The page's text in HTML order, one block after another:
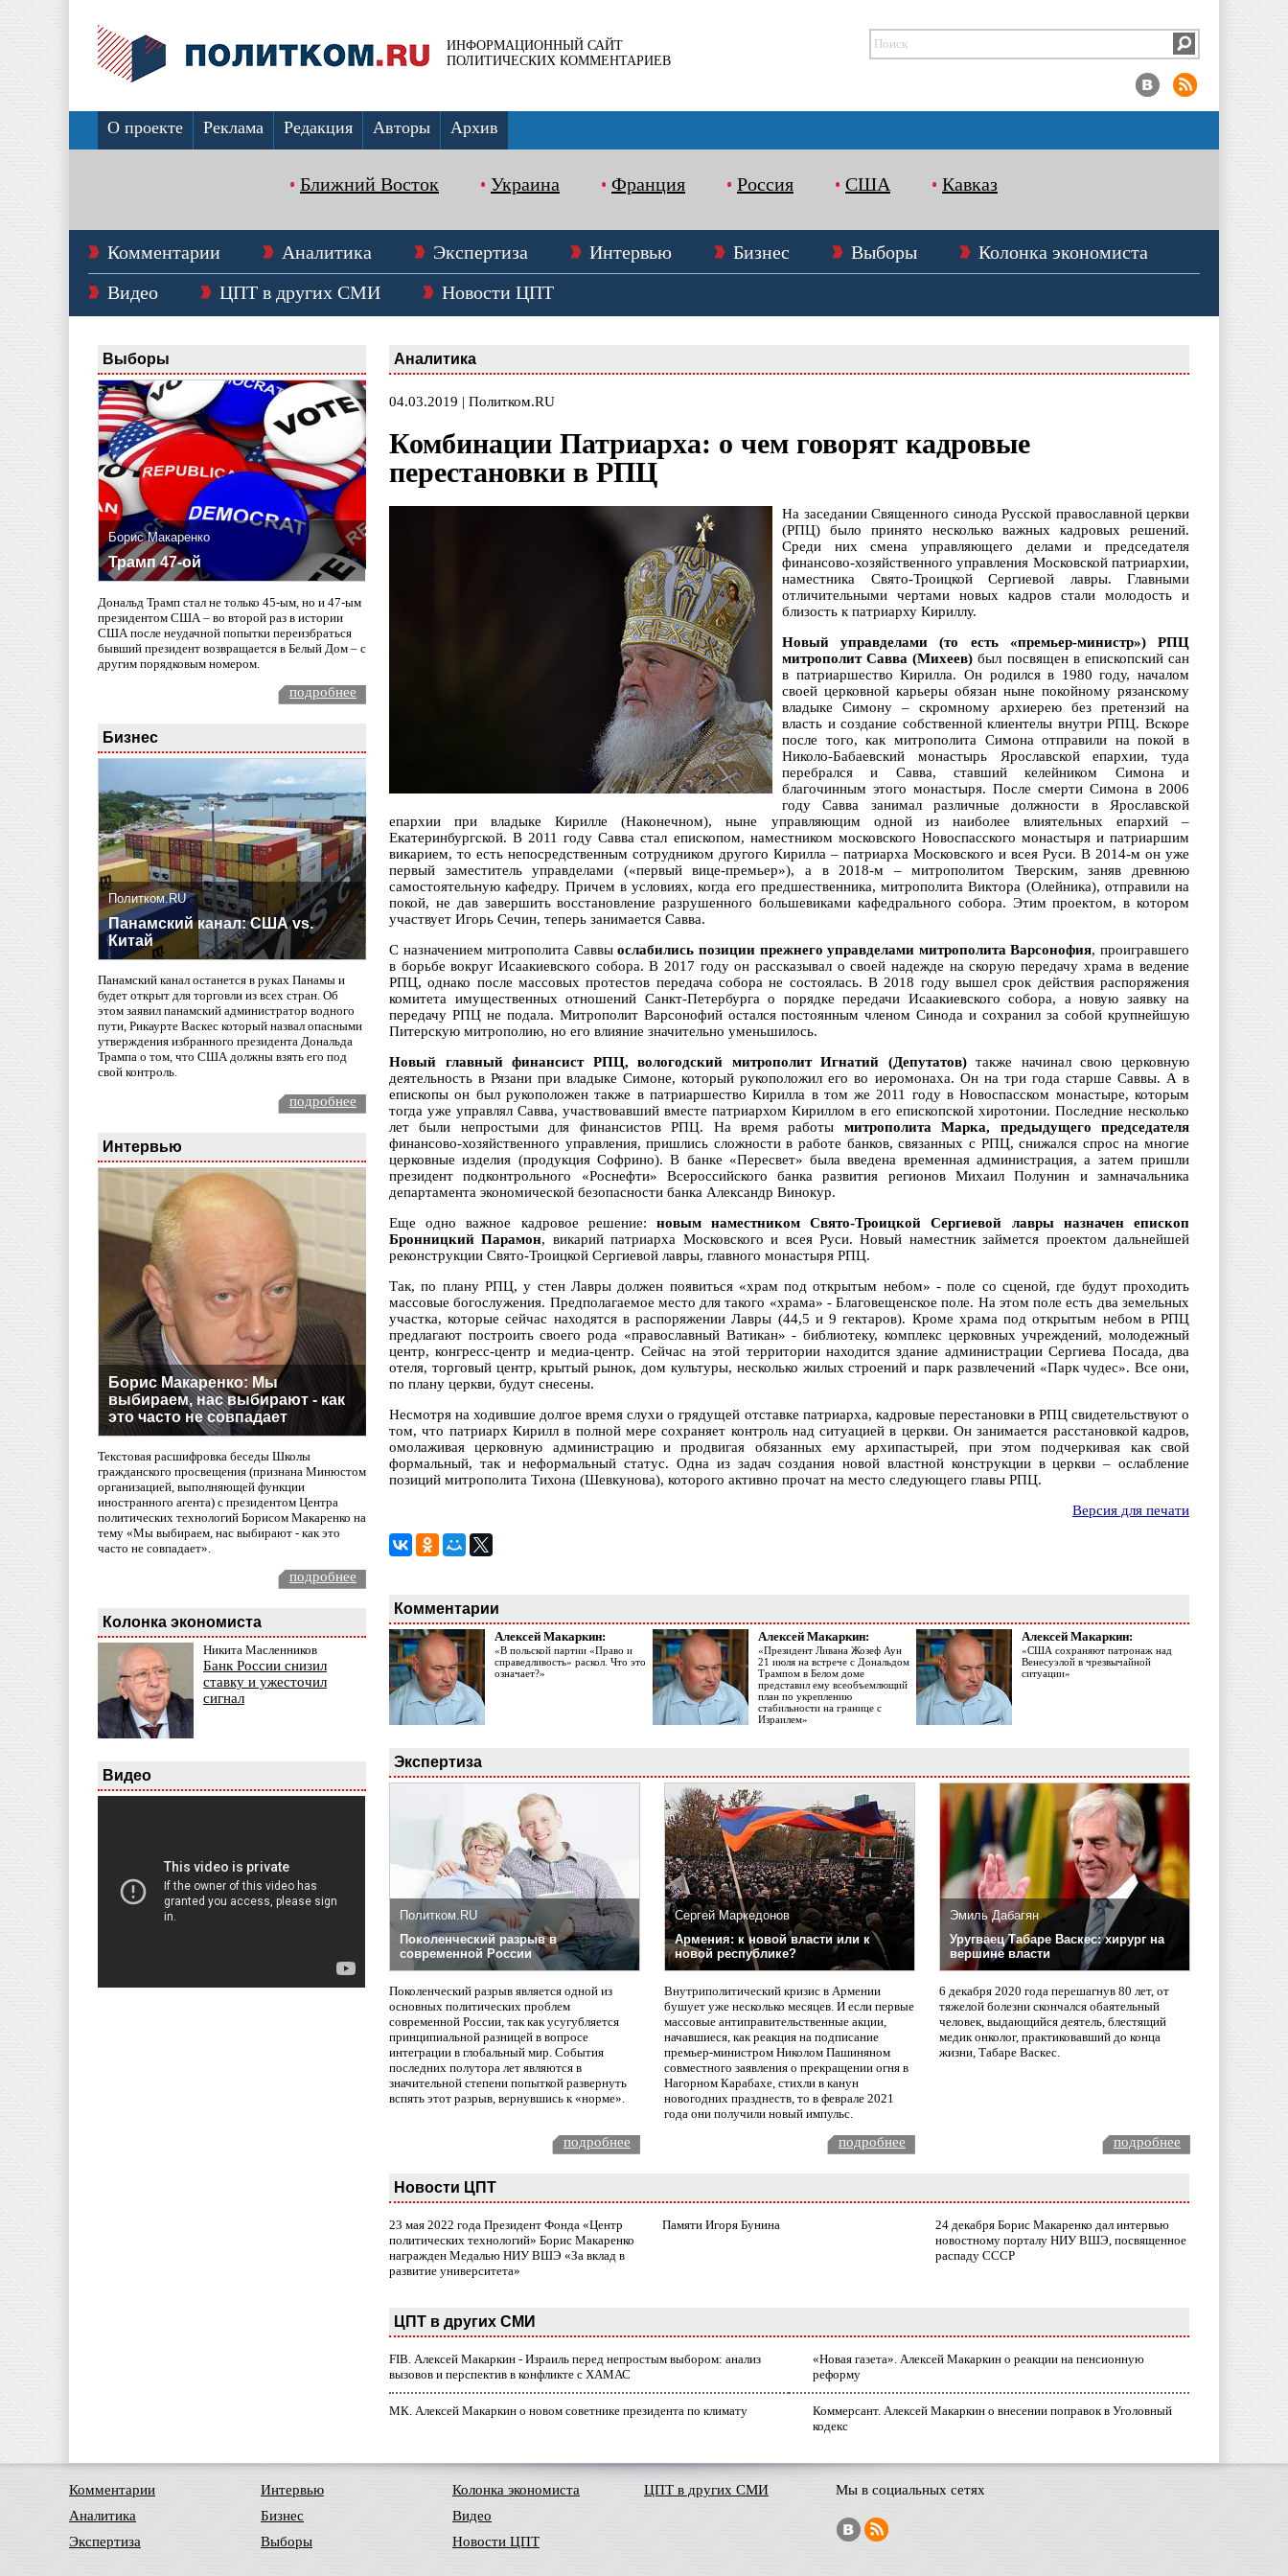
ИНФОРМАЦИОННЫЙ САЙТ
ПОЛИТИЧЕСКИХ КОММЕНТАРИЕВ
О проекте Реклама Редакция Авторы Архив
Ближний Восток Украина Франция Россия США Кавказ
Комментарии Аналитика Экспертиза Интервью Бизнес Выборы
Колонка экономиста
Видео
ЦПТ в других СМИ Новости ЦПТ
Выборы
Борис Макаренко
Трамп 47-ой
Дональд Трамп стал не только 45-ым, но и 47-ым
президентом США – во второй раз в истории
США после неудачной попытки переизбраться
бывший президент возвращается в Белый Дом – с
другим порядковым номером.
подробнее
Бизнес
Политком.RU
Панамский канал: США vs.
Китай
Панамский канал останется в руках Панамы и
будет открыт для торговли из всех стран. Об
этом заявил панамский администратор водного
пути, Рикаурте Васкес который назвал опасными
утверждения избранного президента Дональда
Трампа о том, что США должны взять его под
свой контроль.
подробнее
Интервью
Борис Макаренко: Мы
выбираем, нас выбирают - как
это часто не совпадает
Текстовая расшифровка беседы Школы
гражданского просвещения (признана Минюстом
организацией, выполняющей функции
иностранного агента) с президентом Центра
политических технологий Борисом Макаренко на
тему «Мы выбираем, нас выбирают - как это
часто не совпадает».
подробнее
Колонка экономиста
Никита Масленников
Банк России снизил
ставку и ужесточил
сигнал
Видео
Аналитика
04.03.2019 | Политком.RU
Комбинации Патриарха: о чем говорят кадровые
перестановки в РПЦ
На заседании Священного синода Русской православной церкви
(РПЦ) было принято несколько важных кадровых решений.
Среди них смена управляющего делами и председателя
финансово-хозяйственного управления Московской патриархии,
наместника Свято-Троицкой Сергиевой лавры. Главными
отличительными чертами новых кадров стали молодость и
близость к патриарху Кириллу.
Новый управделами (то есть «премьер-министр») РПЦ
митрополит Савва (Михеев) был посвящен в епископский сан
в патриаршество Кирилла. Он родился в 1980 году, началом
своей церковной карьеры обязан ныне покойному рязанскому
владыке Симону – скромному архиерею без претензий на
власть и создание собственной клиентелы внутри РПЦ. Вскоре
после того, как митрополита Симона отправили на покой в
Николо-Бабаевский монастырь Ярославской епархии, туда
перебрался и Савва, ставший келейником Симона и
благочинным этого монастыря. После смерти Симона в 2006
году Савва занимал различные должности в Ярославской
епархии при владыке Кирилле (Наконечном), ныне управляющим одной из наиболее влиятельных епархий –
Екатеринбургской. В 2011 году Савва стал епископом, наместником московского Новоспасского монастыря и патриаршим
викарием, то есть непосредственным сотрудником другого Кирилла – патриарха Московского и всея Руси. В 2014-м он уже
первый заместитель управделами («первый вице-премьер»), а в 2018-м – митрополитом Тверским, заняв древнюю
самостоятельную кафедру. Причем в условиях, когда его предшественника, митрополита Виктора (Олейника), отправили на
покой, не дав завершить восстановление разрушенного большевиками кафедрального собора. Этим проектом, в котором
участвует Игорь Сечин, теперь занимается Савва.
С назначением митрополита Саввыослабились позиции прежнего управделами митрополита Варсонофия, проигравшего
в борьбе вокруг Исаакиевского собора. В 2017 году он рассказывал о своей надежде на скорую передачу храма в ведение
РПЦ, однако после массовых протестов передача собора не состоялась. В 2018 году вышел срок действия распоряжения
комитета имущественных отношений Санкт-Петербурга о порядке передачи Исаакиевского собора, а новую заявку на
передачу РПЦ не подала. Митрополит Варсонофий остался постоянным членом Синода и сохранил за собой крупнейшую
Питерскую митрополию, но его влияние значительно уменьшилось.
Новый главный финансист РПЦ, вологодский митрополит Игнатий (Депутатов)также начинал свою церковную
деятельность в Рязани при владыке Симоне, который рукоположил его во иеромонаха. Он на три года старше Саввы. А в
епископы он был рукоположен также в патриаршество Кирилла в том же 2011 году в Новоспасском монастыре, которым
тогда уже управлял Савва, участвовавший вместе патриархом Кириллом в его епископской хиротонии. Последние несколько
лет были непростыми для финансистов РПЦ. На время работы митрополита Марка, предыдущего председателя
финансово-хозяйственного управления, пришлись сложности в работе банков, связанных с РПЦ, снижался спрос на многие
церковные изделия (продукция Софрино). В банке «Пересвет» была введена временная администрация, а затем пришли
президент подконтрольного «Роснефти» Всероссийского банка развития регионов Михаил Полунин и замначальника
департамента экономической безопасности банка Александр Винокур.
Еще одно важное кадровое решение: новым наместником Свято-Троицкой Сергиевой лавры назначен епископ
Бронницкий Парамон, викарий патриарха Московского и всея Руси. Новый наместник займется проектом дальнейшей
реконструкции Свято-Троицкой Сергиевой лавры, главного монастыря РПЦ.
Так, по плану РПЦ, у стен Лавры должен появиться «храм под открытым небом» - поле со сценой, где будут проходить
массовые богослужения. Предполагаемое место для такого «храма» - Благовещенское поле. На этом поле есть два земельных
участка, которые сейчас находятся в распоряжении Лавры (44,5 и 9 гектаров). Кроме храма под открытым небом в РПЦ
предлагают построить своего рода «православный Ватикан» - библиотеку, комплекс церковных учреждений, молодежный
центр, конгресс-центр и медиа-центр. Сейчас на этой территории находится здание администрации Сергиева Посада, два
отеля, торговый центр, крытый рынок, дом культуры, несколько жилых строений и парк развлечений «Парк чудес». Все они,
по плану церкви, будут снесены.
Несмотря на ходившие долгое время слухи о грядущей отставке патриарха, кадровые перестановки в РПЦ свидетельствуют о
том, что патриарх Кирилл в полной мере сохраняет контроль над ситуацией в церкви. Он занимается расстановкой кадров,
омолаживая церковную администрацию и продвигая обязанных ему архипастырей, при этом подчеркивая как свой
формальный, так и неформальный статус. Одна из задач создания новой властной конструкции в церкви – ослабление
позиций митрополита Тихона (Шевкунова), которого активно прочат на место следующего главы РПЦ.
Версия для печати
Комментарии
Алексей Макаркин:
«В польской партии «Право и
справедливость» раскол. Что это
означает?»
Алексей Макаркин:
«Президент Ливана Жозеф Аун
21 июля на встрече с Дональдом
Трампом в Белом доме
представил ему всеобъемлющий
план по укреплению
стабильности на границе с
Израилем»
Алексей Макаркин:
«США сохраняют патронаж над
Венесуэлой в чрезвычайной
ситуации»
Экспертиза
Политком.RU
Поколенческий разрыв в
современной России
Поколенческий разрыв является одной из
основных политических проблем
современной России, так как усугубляется
принципиальной разницей в вопросе
интеграции в глобальный мир. События
последних полутора лет являются в
значительной степени попыткой развернуть
вспять этот разрыв, вернувшись к «норме».
Сергей Маркедонов
Армения: к новой власти или к
новой республике?
Внутриполитический кризис в Армении
бушует уже несколько месяцев. И если первые
массовые антиправительственные акции,
начавшиеся, как реакция на подписание
премьер-министром Николом Пашиняном
совместного заявления о прекращении огня в
Нагорном Карабахе, стихли в канун
новогодних празднеств, то в феврале 2021
года они получили новый импульс.
Эмиль Дабагян
Уругваец Табаре Васкес: хирург на
вершине власти
6 декабря 2020 года перешагнув 80 лет, от
тяжелой болезни скончался обаятельный
человек, выдающийся деятель, блестящий
медик онколог, практиковавший до конца
жизни, Табаре Васкес.
подробнее подробнее подробнее
Новости ЦПТ
23 мая 2022 года Президент Фонда «Центр
политических технологий» Борис Макаренко
награжден Медалью НИУ ВШЭ «За вклад в
развитие университета»
Памяти Игоря Бунина
24 декабря Борис Макаренко дал интервью
новостному порталу НИУ ВШЭ, посвященное
распаду СССР
ЦПТ в других СМИ
FIB. Алексей Макаркин - Израиль перед непростым выбором: анализ
вызовов и перспектив в конфликте с ХАМАС
«Новая газета». Алексей Макаркин о реакции на пенсионную
реформу
МК. Алексей Макаркин о новом советнике президента по климату
Коммерсант. Алексей Макаркин о внесении поправок в Уголовный
кодекс
Комментарии
Аналитика
Экспертиза
Интервью
Бизнес
Выборы
Колонка экономиста
Видео
Новости ЦПТ
ЦПТ в других СМИ Мы в социальных сетях